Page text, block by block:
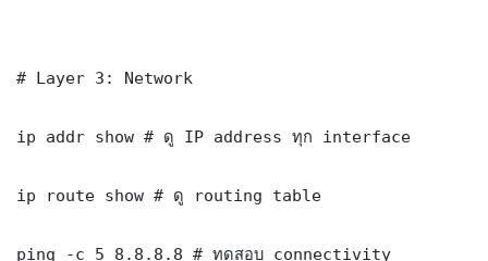
# Layer 3: Network
ip addr show # ดู IP address ทุก interface
ip route show # ดู routing table
ping -c 5 8.8.8.8 # ทดสอบ connectivity